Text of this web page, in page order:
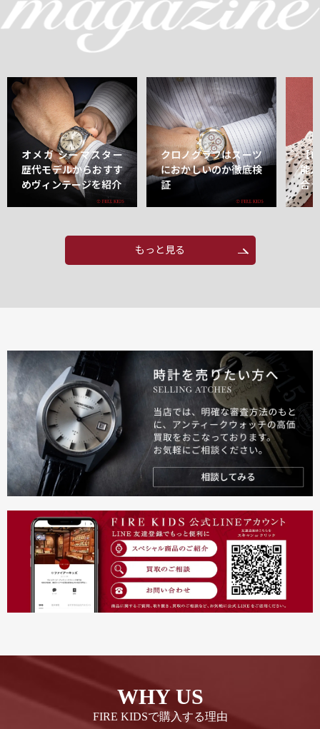
オメガ シーマスター
歴代モデルからおすす
めヴィンテージを紹介
クロノグラフはスーツ
におかしいのか徹底検
証
【
能
合
もっと見る
WHY US
FIRE KIDSで購入する理由